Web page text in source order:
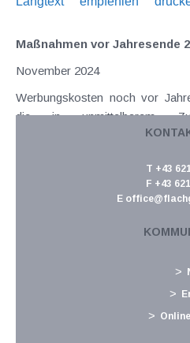
Maßnahmen vor Jahresende
November 2024
Werbungskosten noch vor
die in unmittelbarem
nichtselbständigen Tätigkeit
abgesetzt werden können.
empfehlen
Sonderausgaben ohne
T +43
F +43
E